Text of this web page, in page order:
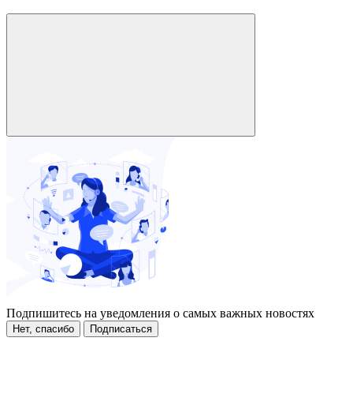
Подпишитесь на уведомления о самых важных новостях
Нет, спасибо Подписаться